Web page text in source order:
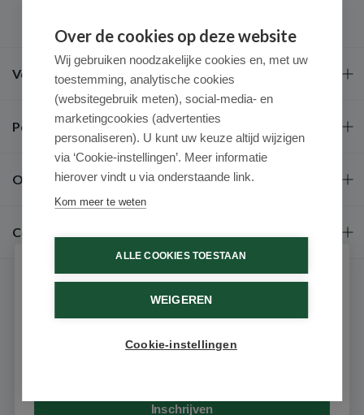
Veel gestelde vragen
Populaire merken
Over ons
Contact
9.6 / 10 (531 beoordelingen)
Over de cookies op deze website
Wij gebruiken noodzakelijke cookies en, met uw
toestemming, analytische cookies
(websitegebruik meten), social-media- en
marketingcookies (advertenties
personaliseren). U kunt uw keuze altijd wijzigen
via ‘Cookie-instellingen’. Meer informatie
hierover vindt u via onderstaande link.
Kom meer te weten
ALLE COOKIES TOESTAAN
WEIGEREN
Cookie-instellingen
Schrijf je in voor onze nieuwsbrief
Ontvang als eerste de beste aanbiedingen en persoonlijk
advies
Inschrijven